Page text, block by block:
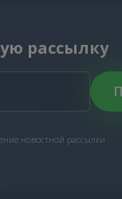
рассылку
новостной рассылки